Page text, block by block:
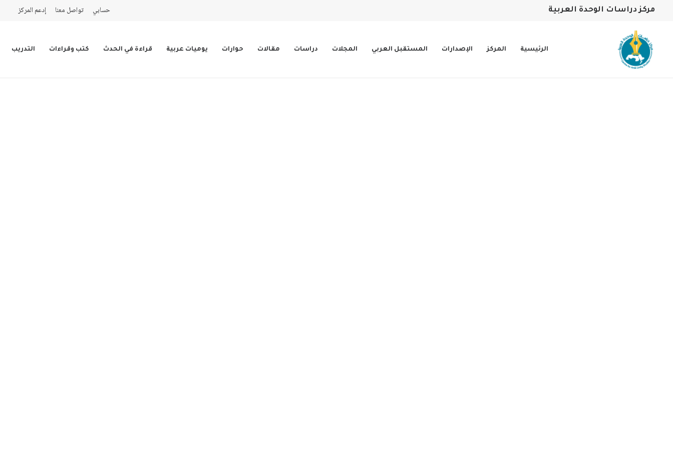
مركز دراسات الوحدة العربية حسابي تواصل معنا إدعم المركز
الرئيسية المركز الإصدارات المستقبل العربي المجلات دراسات مقالات حوارات يوميات عربية قراءة في الحدث كتب وقراءات التدريب